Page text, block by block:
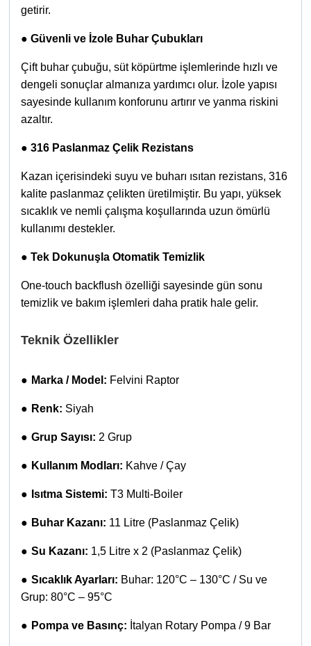
getirir.
● Güvenli ve İzole Buhar Çubukları
Çift buhar çubuğu, süt köpürtme işlemlerinde hızlı ve
dengeli sonuçlar almanıza yardımcı olur. İzole yapısı
sayesinde kullanım konforunu artırır ve yanma riskini
azaltır.
● 316 Paslanmaz Çelik Rezistans
Kazan içerisindeki suyu ve buharı ısıtan rezistans, 316
kalite paslanmaz çelikten üretilmiştir. Bu yapı, yüksek
sıcaklık ve nemli çalışma koşullarında uzun ömürlü
kullanımı destekler.
● Tek Dokunuşla Otomatik Temizlik
One-touch backflush özelliği sayesinde gün sonu
temizlik ve bakım işlemleri daha pratik hale gelir.
Teknik Özellikler
● Marka / Model: Felvini Raptor
● Renk: Siyah
● Grup Sayısı: 2 Grup
● Kullanım Modları: Kahve / Çay
● Isıtma Sistemi: T3 Multi-Boiler
● Buhar Kazanı: 11 Litre (Paslanmaz Çelik)
● Su Kazanı: 1,5 Litre x 2 (Paslanmaz Çelik)
● Sıcaklık Ayarları: Buhar: 120°C – 130°C / Su ve
Grup: 80°C – 95°C
● Pompa ve Basınç: İtalyan Rotary Pompa / 9 Bar